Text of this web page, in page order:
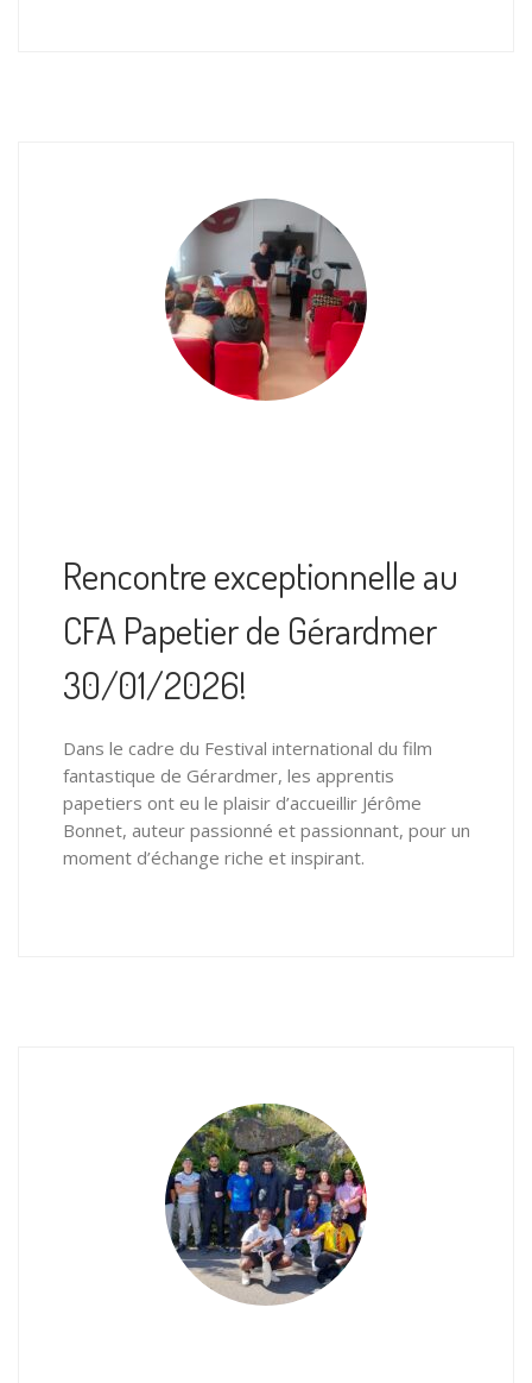
Rencontre exceptionnelle au
CFA Papetier de Gérardmer
30/01/2026!
Dans le cadre du Festival international du film
fantastique de Gérardmer, les apprentis
papetiers ont eu le plaisir d’accueillir Jérôme
Bonnet, auteur passionné et passionnant, pour un
moment d’échange riche et inspirant.